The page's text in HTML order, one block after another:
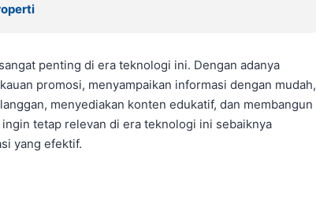
penting di era teknologi ini. Dengan adanya
promosi, menyampaikan informasi dengan mudah,
menyediakan konten edukatif, dan membangun
tetap relevan di era teknologi ini sebaiknya
yang efektif.